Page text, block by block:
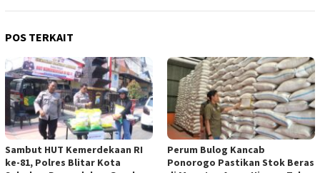
POS TERKAIT
Sambut HUT Kemerdekaan RI
ke-81, Polres Blitar Kota
Perum Bulog Kancab
Ponorogo Pastikan Stok Beras